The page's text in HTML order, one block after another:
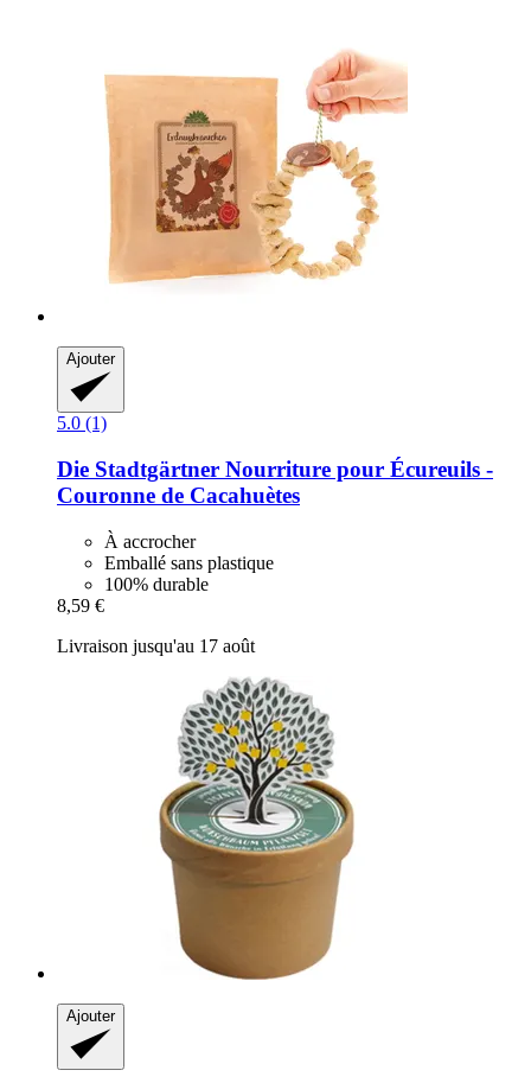
Ajouter
5.0 (1)
Die Stadtgärtner Nourriture pour Écureuils -​
Couronne de Cacahuètes
À accrocher
Emballé sans plastique
100% durable
8,59 €
Livraison jusqu'au 17 août
Ajouter